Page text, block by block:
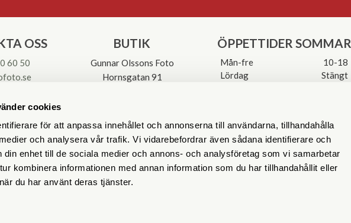
cookies
för att anpassa innehållet och annonserna till användarna, tillhandahålla
och analysera vår trafik. Vi vidarebefordrar även sådana identifierare och
din enhet till de sociala medier och annons- och analysföretag som vi samarbetar
kombinera informationen med annan information som du har tillhandahållit eller
du har använt deras tjänster.
OSS
60 50
0137
BUTIK
Gunnar Olssons Foto
Hornsgatan 91
ÖPPETTIDER SOMMAR
Mån-fre
10-18
Lördag
Stängt